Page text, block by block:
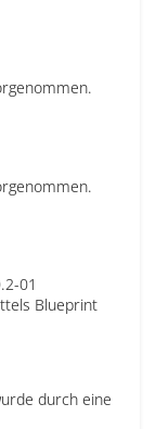
01
Blueprint
durch eine